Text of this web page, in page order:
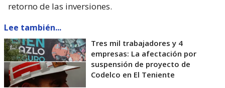
retorno de las inversiones.
Lee también...
Tres mil trabajadores y 4
empresas: La afectación por
suspensión de proyecto de
Codelco en El Teniente